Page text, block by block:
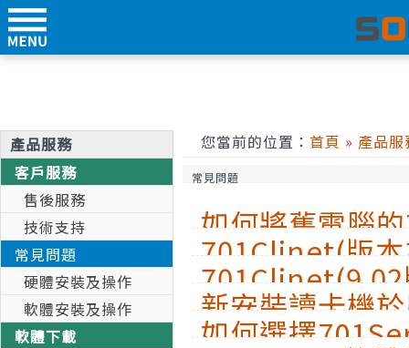
產品服務
客戶服務
售後服務
技術支持
常見問題
硬體安裝及操作
軟體安裝及操作
軟體下載
您當前的位置： 首頁 » 產品服
常見問題
如何將舊電腦
料移動至新電腦
701Clinet(版
相關設定
701Clinet(9.02
新安裝讀卡機
顯示斷線的問題
如何選擇